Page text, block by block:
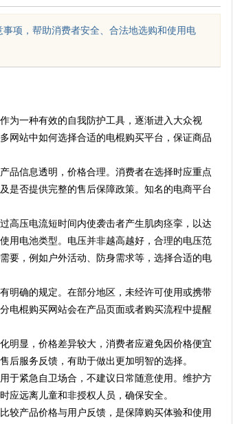
项，帮助消费者安全、合法地选购和使用电
为一种有效的自我防护工具，逐渐进入大众视
网站中如何选择合适的电棍购买平台，保证商品
品信息透明，价格合理。消费者在选择时应重点
是否提供完整的售后保障政策。知名的电商平台
高压电流短时间内使袭击者产生肌肉痉挛，以达
用电池类型。电压并非越高越好，合理的电压范
要，例如户外活动、防身需求等，选择合适的电
明确的规定。在部分地区，未经许可使用或携带
电棍购买网站会在产品页面或者购买流程中提醒
明显，价格差异较大，消费者应避免因价格便宜
后服务反馈，有助于做出更加明智的选择。
于紧急自卫场合，不建议日常随意使用。维护方
应远离儿童和非授权人员，确保安全。
较产品价格与用户反馈，是保障购买体验和使用